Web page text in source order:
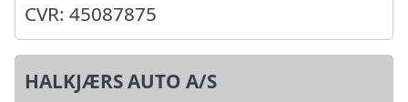
CVR: 45087875
HALKJÆRS AUTO A/S